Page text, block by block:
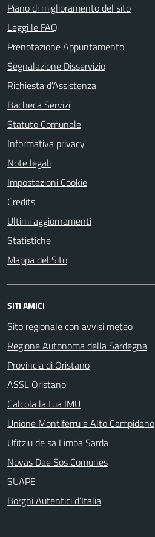
Piano di miglioramento del sito
Leggi le FAQ
Prenotazione Appuntamento
Segnalazione Disservizio
Richiesta d'Assistenza
Bacheca Servizi
Statuto Comunale
Informativa privacy
Note legali
Impostazioni Cookie
Credits
Ultimi aggiornamenti
Statistiche
Mappa del Sito
SITI AMICI
Sito regionale con avvisi meteo
Regione Autonoma della Sardegna
Provincia di Oristano
ASSL Oristano
Calcola la tua IMU
Unione Montiferru e Alto Campidano
Ufitziu de sa Limba Sarda
Novas Dae Sos Comunes
SUAPE
Borghi Autentici d’Italia